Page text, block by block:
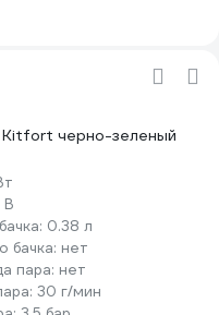
Kitfort черно-зеленый
В
0.38 л
бачка: нет
пара: нет
30 г/мин